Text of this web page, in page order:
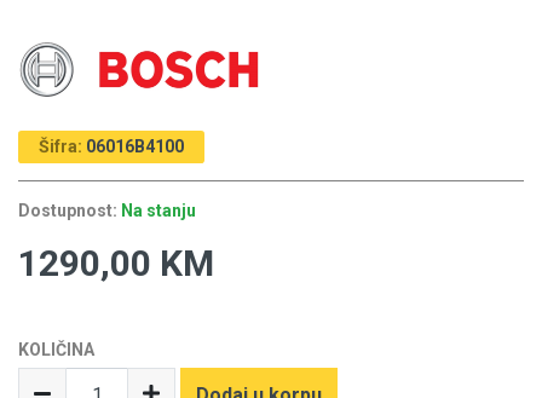
Šifra: 06016B4100
Dostupnost: Na stanju
1290,00 KM
KOLIČINA